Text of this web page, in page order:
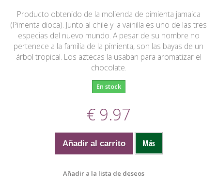
Producto obtenido de la molienda de pimienta jamaica
(Pimenta dioca). Junto al chile y la vainilla es uno de las tres
especias del nuevo mundo. A pesar de su nombre no
pertenece a la familia de la pimienta, son las bayas de un
árbol tropical. Los aztecas la usaban para aromatizar el
chocolate.
En stock
€ 9.97
Añadir al carrito Más
Añadir a la lista de deseos